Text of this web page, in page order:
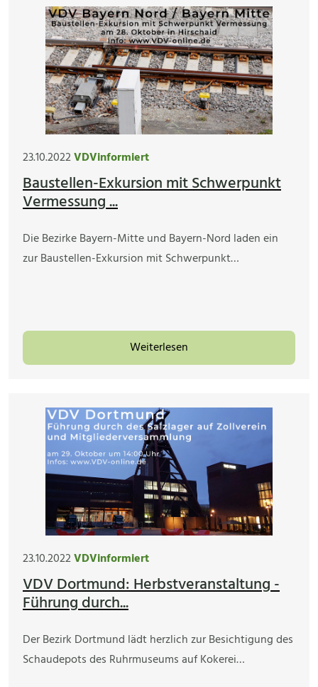
23.10.2022VDVinformiert
Baustellen-Exkursion mit Schwerpunkt
Vermessung ...
Die Bezirke Bayern-Mitte und Bayern-Nord laden ein
zur Baustellen-Exkursion mit Schwerpunkt…
Weiterlesen
23.10.2022VDVinformiert
VDV Dortmund: Herbstveranstaltung -
Führung durch...
Der Bezirk Dortmund lädt herzlich zur Besichtigung des
Schaudepots des Ruhrmuseums auf Kokerei…